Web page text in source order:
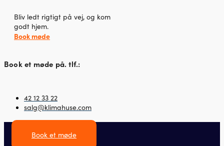
Bliv ledt rigtigt på vej, og kom
godt hjem.
Book møde
Book et møde på. tlf.:
42 12 33 22
salg@klimahuse.com
Book et møde